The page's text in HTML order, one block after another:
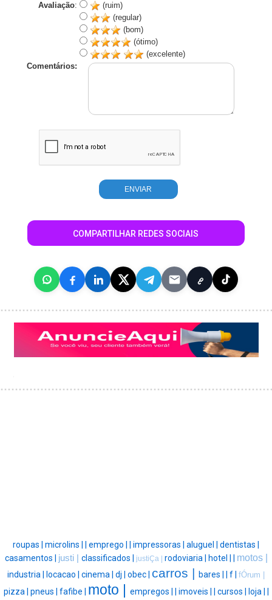
Avaliação:
(ruim)
(regular)
(bom)
(ótimo)
(excelente)
Comentários:
COMPARTILHAR REDES SOCIAIS
roupas | microlins | | emprego | | impressoras | aluguel | dentistas |
casamentos | justi | classificados | justiÇa | rodoviaria | hotel | | motos |
industria | locacao | cinema | dj | obec | carros | bares | | f | fÓrum |
pizza | pneus | fafibe | moto | empregos | | imoveis | | cursos | loja | |